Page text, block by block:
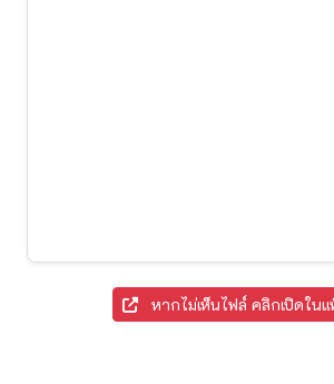
หากไม่เห็นไฟล์ คลิกเปิดใน